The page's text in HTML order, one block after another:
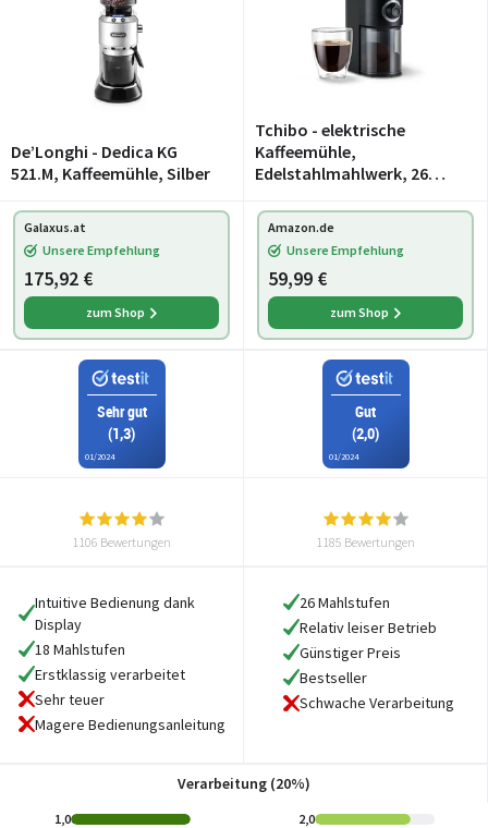
De’Longhi - Dedica KG
521.M, Kaffeemühle, Silber
Tchibo - elektrische
Kaffeemühle,
Edelstahlmahlwerk, 26
Schwarz/Silber
Galaxus.at
Unsere Empfehlung
175,92 €
zum Shop
Amazon.de
Unsere Empfehlung
59,99 €
zum Shop
Sehr gut
(1,3)
01/2024
Gut
(2,0)
01/2024
1106 Bewertungen 1185 Bewertungen
Intuitive Bedienung dank
Display
18 Mahlstufen
Erstklassig verarbeitet
Sehr teuer
Magere Bedienungsanleitung
26 Mahlstufen
Relativ leiser Betrieb
Günstiger Preis
Bestseller
Schwache Verarbeitung
Verarbeitung (20%)
1,0 2,0